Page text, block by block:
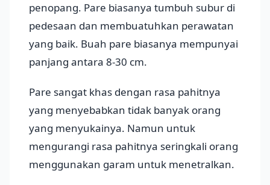
penopang. Pare biasanya tumbuh subur di
pedesaan dan membuatuhkan perawatan
yang baik. Buah pare biasanya mempunyai
panjang antara 8-30 cm.
Pare sangat khas dengan rasa pahitnya
yang menyebabkan tidak banyak orang
yang menyukainya. Namun untuk
mengurangi rasa pahitnya seringkali orang
menggunakan garam untuk menetralkan.